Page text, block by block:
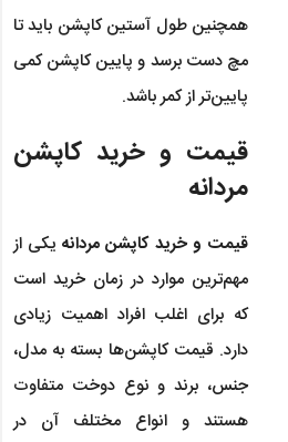
همچنین طول آستین کاپشن باید تا
مچ دست برسد و پایین کاپشن کمی
پایین‌تر از کمر باشد.
قیمت و خرید کاپشن
مردانه
قیمت و خرید کاپشن مردانه یکی از
مهم‌ترین موارد در زمان خرید است
که برای اغلب افراد اهمیت زیادی
دارد. قیمت کاپشن‌ها بسته به مدل،
جنس، برند و نوع دوخت متفاوت
هستند و انواع مختلف آن در